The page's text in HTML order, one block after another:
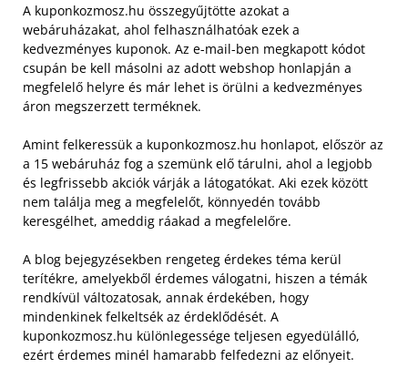
A kuponkozmosz.hu összegyűjtötte azokat a
webáruházakat, ahol felhasználhatóak ezek a
kedvezményes kuponok. Az e-mail-ben megkapott kódot
csupán be kell másolni az adott webshop honlapján a
megfelelő helyre és már lehet is örülni a kedvezményes
áron megszerzett terméknek.
Amint felkeressük a kuponkozmosz.hu honlapot, először az
a 15 webáruház fog a szemünk elő tárulni, ahol a legjobb
és legfrissebb akciók várják a látogatókat. Aki ezek között
nem találja meg a megfelelőt, könnyedén tovább
keresgélhet, ameddig ráakad a megfelelőre.
A blog bejegyzésekben rengeteg érdekes téma kerül
terítékre, amelyekből érdemes válogatni, hiszen a témák
rendkívül változatosak, annak érdekében, hogy
mindenkinek felkeltsék az érdeklődését. A
kuponkozmosz.hu különlegessége teljesen egyedülálló,
ezért érdemes minél hamarabb felfedezni az előnyeit.